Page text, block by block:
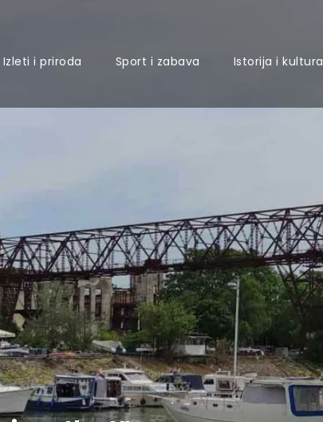
Izleti i priroda Sport i zabava Istorija i kultura